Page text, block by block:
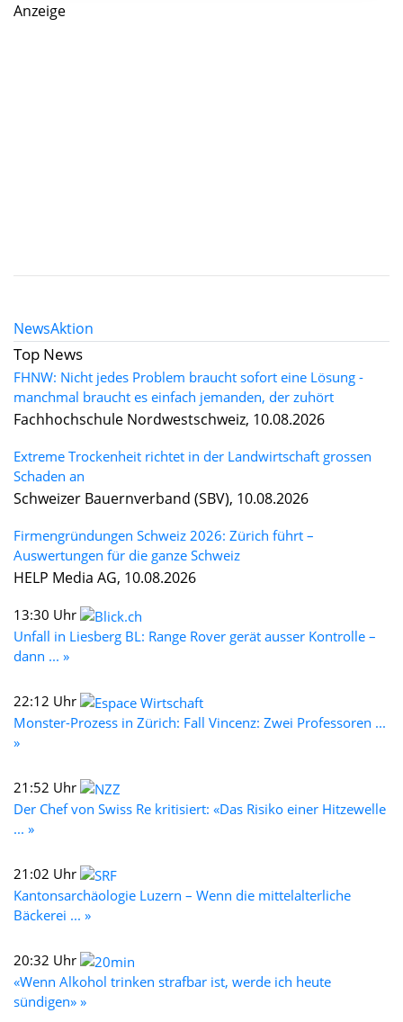
Anzeige
NewsAktion
Top News
FHNW: Nicht jedes Problem braucht sofort eine Lösung -
manchmal braucht es einfach jemanden, der zuhört
Fachhochschule Nordwestschweiz, 10.08.2026
Extreme Trockenheit richtet in der Landwirtschaft grossen
Schaden an
Schweizer Bauernverband (SBV), 10.08.2026
Firmengründungen Schweiz 2026: Zürich führt –
Auswertungen für die ganze Schweiz
HELP Media AG, 10.08.2026
13:30 Uhr
Unfall in Liesberg BL: Range Rover gerät ausser Kontrolle –
dann ... »
22:12 Uhr
Monster-Prozess in Zürich: Fall Vincenz: Zwei Professoren ...
»
21:52 Uhr
Der Chef von Swiss Re kritisiert: «Das Risiko einer Hitzewelle
... »
21:02 Uhr
Kantonsarchäologie Luzern – Wenn die mittelalterliche
Bäckerei ... »
20:32 Uhr
«Wenn Alkohol trinken strafbar ist, werde ich heute
sündigen» »